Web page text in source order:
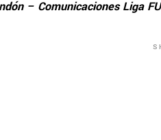
– Comunicaciones Liga